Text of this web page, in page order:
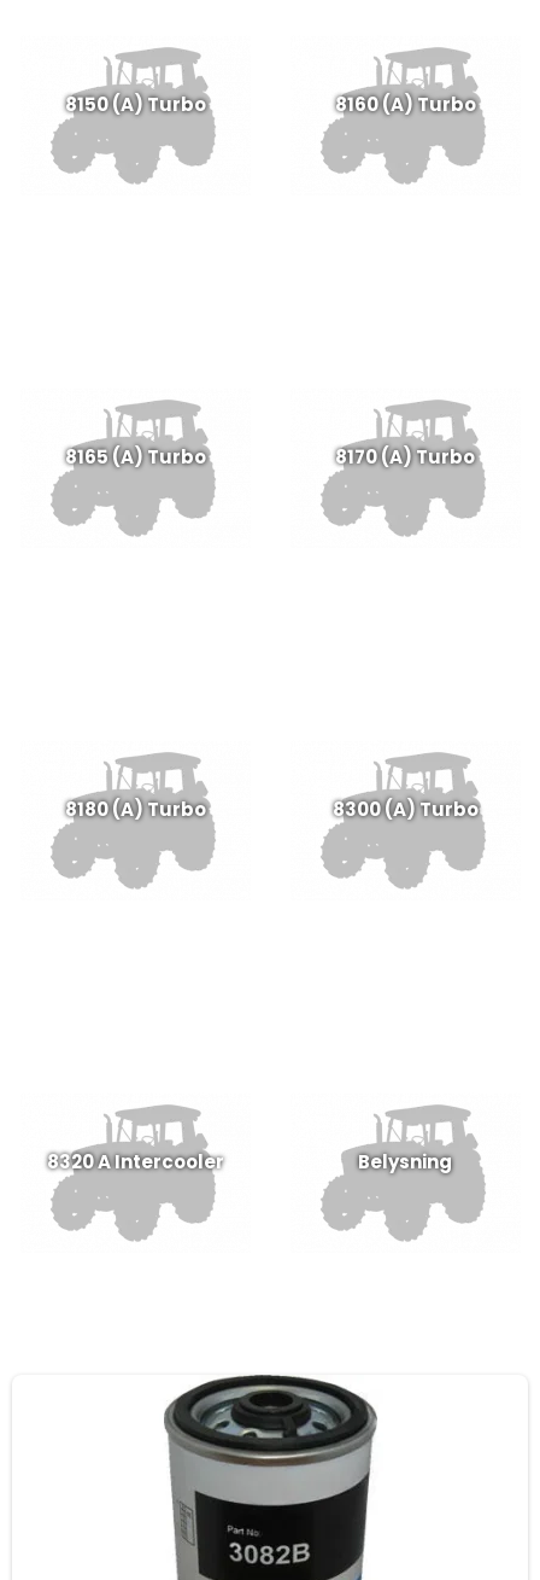
8150 (A) Turbo 8160 (A) Turbo
8165 (A) Turbo 8170 (A) Turbo
8180 (A) Turbo 8300 (A) Turbo
8320 A Intercooler Belysning